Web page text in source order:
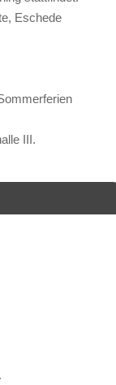
Eschede
III.